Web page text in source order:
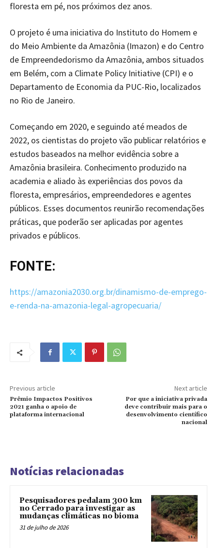
floresta em pé, nos próximos dez anos.
O projeto é uma iniciativa do Instituto do Homem e
do Meio Ambiente da Amazônia (Imazon) e do Centro
de Empreendedorismo da Amazônia, ambos situados
em Belém, com a Climate Policy Initiative (CPI) e o
Departamento de Economia da PUC-Rio, localizados
no Rio de Janeiro.
Começando em 2020, e seguindo até meados de
2022, os cientistas do projeto vão publicar relatórios e
estudos baseados na melhor evidência sobre a
Amazônia brasileira. Conhecimento produzido na
academia e aliado às experiências dos povos da
floresta, empresários, empreendedores e agentes
públicos. Esses documentos reunirão recomendações
práticas, que poderão ser aplicadas por agentes
privados e públicos.
FONTE:
https://amazonia2030.org.br/dinamismo-de-emprego-
e-renda-na-amazonia-legal-agropecuaria/
Previous article
Prêmio Impactos Positivos
2021 ganha o apoio de
plataforma internacional
Next article
Por que a iniciativa privada
deve contribuir mais para o
desenvolvimento científico
nacional
Notícias relacionadas
Pesquisadores pedalam 300 km
no Cerrado para investigar as
mudanças climáticas no bioma
31 de julho de 2026